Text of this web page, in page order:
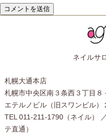
ネイルサ
札幌大通本店
札幌市中央区南３条西３丁目８
エテルノビル（旧スワンビル）
TEL 011-211-1790（ネイル）
テ直通）